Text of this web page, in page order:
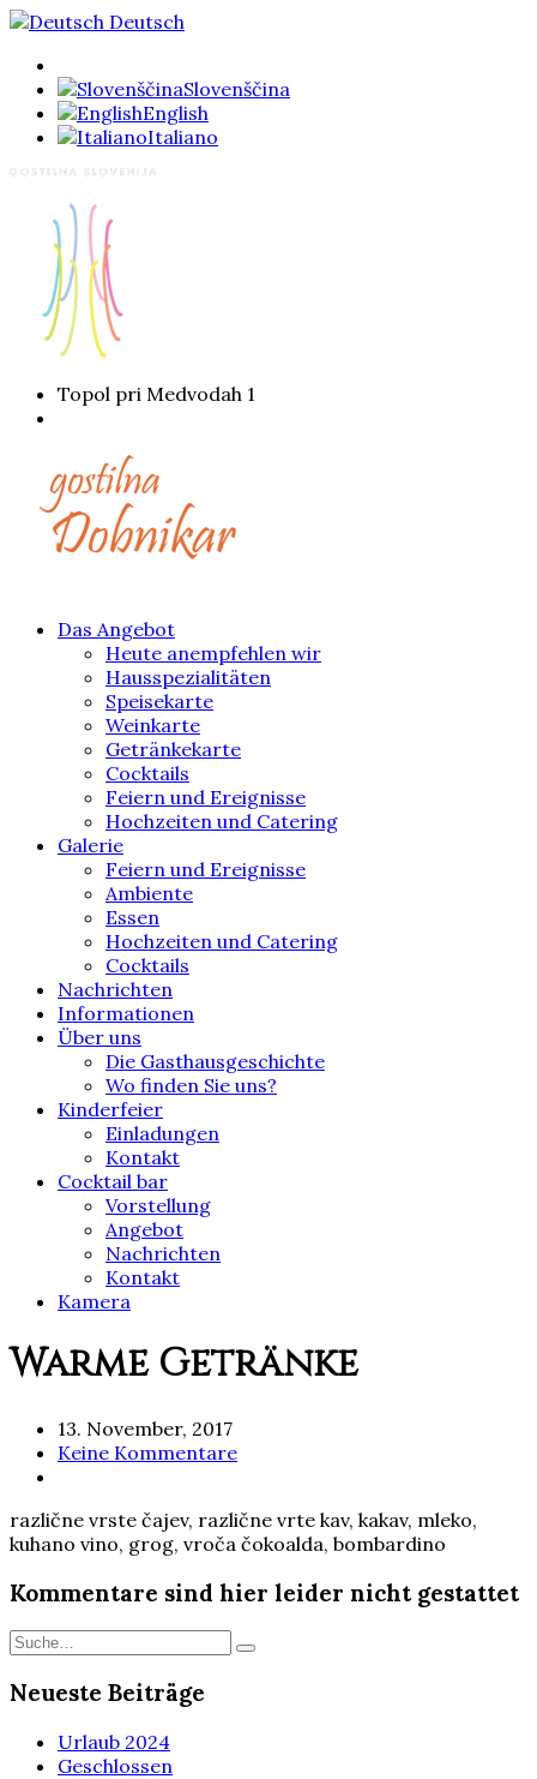
Deutsch
Slovenščina
English
Italiano
Topol pri Medvodah 1
Das Angebot
Heute anempfehlen wir
Hausspezialitäten
Speisekarte
Weinkarte
Getränkekarte
Cocktails
Feiern und Ereignisse
Hochzeiten und Catering
Galerie
Feiern und Ereignisse
Ambiente
Essen
Hochzeiten und Catering
Cocktails
Nachrichten
Informationen
Über uns
Die Gasthausgeschichte
Wo finden Sie uns?
Kinderfeier
Einladungen
Kontakt
Cocktail bar
Vorstellung
Angebot
Nachrichten
Kontakt
Kamera
Warme Getränke
13. November, 2017
Keine Kommentare
različne vrste čajev, različne vrte kav, kakav, mleko,
kuhano vino, grog, vroča čokoalda, bombardino
Kommentare sind hier leider nicht gestattet
Neueste Beiträge
Urlaub 2024
Geschlossen